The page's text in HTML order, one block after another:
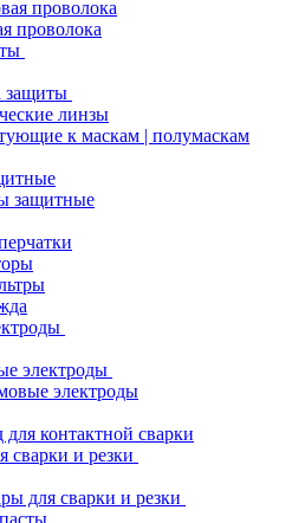
проволока
проволока
защиты
линзы
к маскам | полумаскам
защитные
электроды
электроды
для контактной сварки
сварки и резки
для сварки и резки